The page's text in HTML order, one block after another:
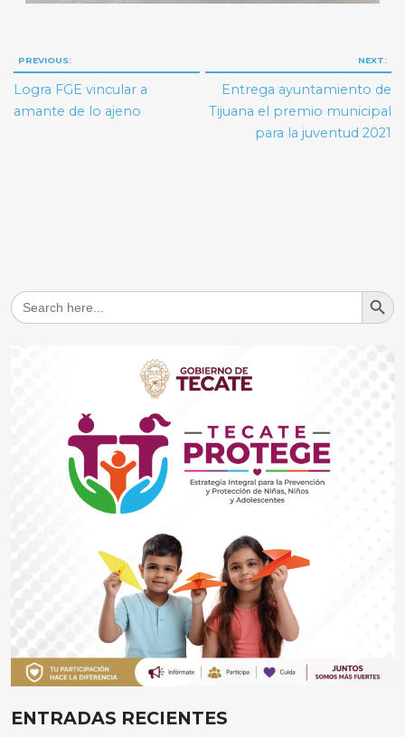
Navegación
de
entradas
PREVIOUS:
Logra FGE vincular a
amante de lo ajeno
NEXT:
Entrega ayuntamiento de
Tijuana el premio municipal
para la juventud 2021
Search
for:
Search
ENTRADAS RECIENTES